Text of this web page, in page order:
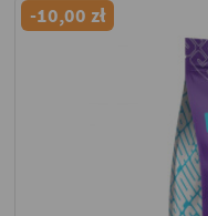
-10,00 zł